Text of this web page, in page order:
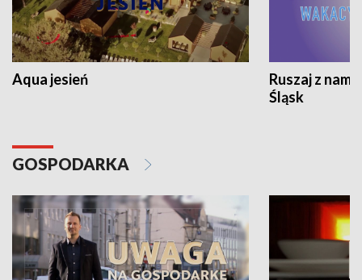
Aqua jesień
Ruszaj z
Śląsk
GOSPODARKA